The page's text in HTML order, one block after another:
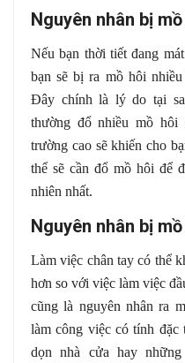
Nguyên nhân bị
Nếu bạn thời tiết đang
bạn sẽ bị ra mồ hôi
Đây chính là lý do tại
thường đổ nhiều mồ
trường cao sẽ khiến cho
thể sẽ cần đổ mồ hôi để
nhiên nhất.
Nguyên nhân bị
Làm việc chân tay có thể
hơn so với việc làm việc
cũng là nguyên nhân ra
làm công việc có tính
dọn nhà cửa hay